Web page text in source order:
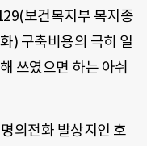
보건복지부 복지종
) 구축비용의 극히 일
쓰였으면 하는 아쉬
의전화 발상지인 호